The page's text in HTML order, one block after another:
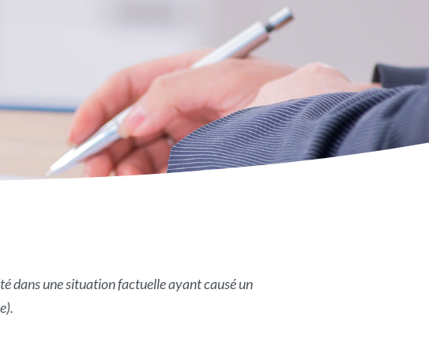
dans une situation factuelle ayant causé un